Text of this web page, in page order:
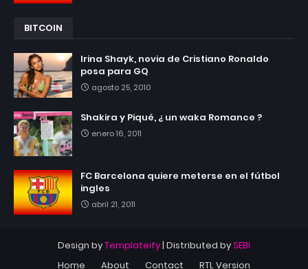
BITCOIN
Irina Shayk, novia de Cristiano Ronaldo
posa para GQ
agosto 25, 2010
Shakira y Piqué, ¿ un waka Romance ?
enero 16, 2011
FC Barcelona quiere meterse en el fútbol
ingles
abril 21, 2011
Design byTemplateify| Distributed bySEBI
Home
About Contact RTL Version